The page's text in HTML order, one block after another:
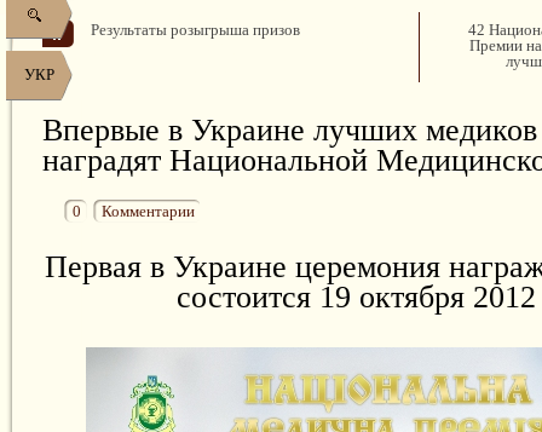
УКР
Результаты розыгрыша призов
42
Премии
Впервые в Украине лучших
наградят Национальной
0 Комментарии
Первая в Украине церемония
состоится 19 октября